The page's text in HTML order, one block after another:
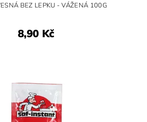
BEZ LEPKU - VÁŽENÁ 100G
8,90 Kč